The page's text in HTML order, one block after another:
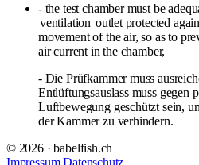
- the test chamber must be
ventilation outlet protected
movement of the air, so as to
air current in the chamber,
- Die Prüfkammer muss
Entlüftungsauslass muss gegen
Luftbewegung geschützt sein,
der Kammer zu verhindern.
© 2026 · babelfish.ch
Impressum Datenschutz